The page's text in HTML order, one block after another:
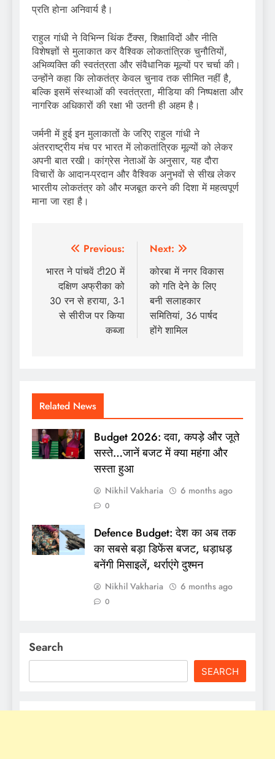
प्रति होना अनिवार्य है।
राहुल गांधी ने विभिन्न थिंक टैंक्स, शिक्षाविदों और नीति
विशेषज्ञों से मुलाकात कर वैश्विक लोकतांत्रिक चुनौतियों,
अभिव्यक्ति की स्वतंत्रता और संवैधानिक मूल्यों पर चर्चा की।
उन्होंने कहा कि लोकतंत्र केवल चुनाव तक सीमित नहीं है,
बल्कि इसमें संस्थाओं की स्वतंत्रता, मीडिया की निष्पक्षता और
नागरिक अधिकारों की रक्षा भी उतनी ही अहम है।
जर्मनी में हुई इन मुलाकातों के जरिए राहुल गांधी ने
अंतरराष्ट्रीय मंच पर भारत में लोकतांत्रिक मूल्यों को लेकर
अपनी बात रखी। कांग्रेस नेताओं के अनुसार, यह दौरा
विचारों के आदान-प्रदान और वैश्विक अनुभवों से सीख लेकर
भारतीय लोकतंत्र को और मजबूत करने की दिशा में महत्वपूर्ण
माना जा रहा है।
Post
navigation
Previous:
भारत ने पांचवें टी20 में
दक्षिण अफ्रीका को
30 रन से हराया, 3-1
से सीरीज पर किया
कब्जा
Next:
कोरबा में नगर विकास
को गति देने के लिए
बनी सलाहकार
समितियां, 36 पार्षद
होंगे शामिल
Related News
Budget 2026: दवा, कपड़े और जूते
सस्ते…जानें बजट में क्या महंगा और
सस्ता हुआ
Nikhil Vakharia 6 months ago
0
Defence Budget: देश का अब तक
का सबसे बड़ा डिफेंस बजट, धड़ाधड़
बनेंगी मिसाइलें, थर्राएंगे दुश्मन
Nikhil Vakharia 6 months ago
0
Search
SEARCH